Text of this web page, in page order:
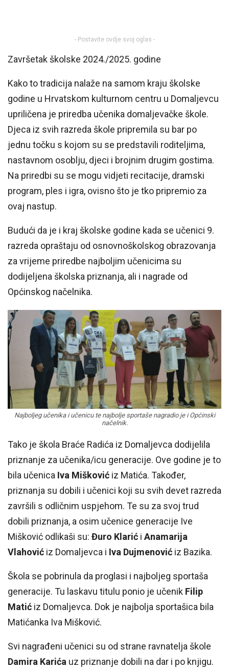
- Postavite ovdje svoj oglas -
Završetak školske 2024./2025. godine
Kako to tradicija nalaže na samom kraju školske
godine u Hrvatskom kulturnom centru u Domaljevcu
upriličena je priredba učenika domaljevačke škole.
Djeca iz svih razreda škole pripremila su bar po
jednu točku s kojom su se predstavili roditeljima,
nastavnom osoblju, djeci i brojnim drugim gostima.
Na priredbi su se mogu vidjeti recitacije, dramski
program, ples i igra, ovisno što je tko pripremio za
ovaj nastup.
Budući da je i kraj školske godine kada se učenici 9.
razreda opraštaju od osnovnoškolskog obrazovanja
za vrijeme priredbe najboljim učenicima su
dodijeljena školska priznanja, ali i nagrade od
Općinskog načelnika.
Najboljeg učenika i učenicu te najbolje sportaše nagradio je i Općinski
načelnik.
Tako je škola Braće Radića iz Domaljevca dodijelila
priznanje za učenika/icu generacije. Ove godine je to
bila učenica Iva Mišković iz Matića. Također,
priznanja su dobili i učenici koji su svih devet razreda
završili s odličnim uspjehom. Te su za svoj trud
dobili priznanja, a osim učenice generacije Ive
Mišković odlikaši su: Đuro Klarić i Anamarija
Vlahović iz Domaljevca i Iva Dujmenović iz Bazika.
Škola se pobrinula da proglasi i najboljeg sportaša
generacije. Tu laskavu titulu ponio je učenik Filip
Matić iz Domaljevca. Dok je najbolja sportašica bila
Matićanka Iva Mišković.
Svi nagrađeni učenici su od strane ravnatelja škole
Damira Karića uz priznanje dobili na dar i po knjigu.